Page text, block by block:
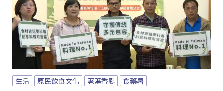
生活 原民飲食文化 荖葉香腸 食藥署